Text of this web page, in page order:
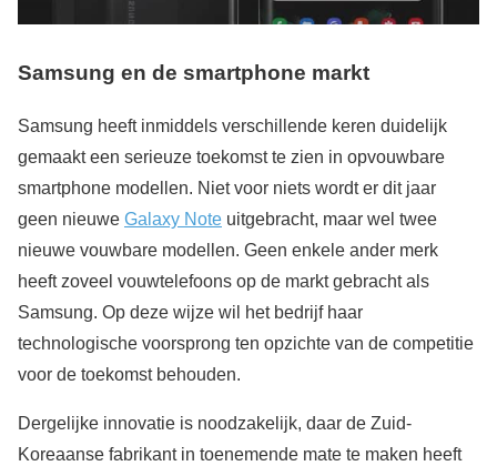
Samsung en de smartphone markt
Samsung heeft inmiddels verschillende keren duidelijk
gemaakt een serieuze toekomst te zien in opvouwbare
smartphone modellen. Niet voor niets wordt er dit jaar
geen nieuwe Galaxy Note uitgebracht, maar wel twee
nieuwe vouwbare modellen. Geen enkele ander merk
heeft zoveel vouwtelefoons op de markt gebracht als
Samsung. Op deze wijze wil het bedrijf haar
technologische voorsprong ten opzichte van de competitie
voor de toekomst behouden.
Dergelijke innovatie is noodzakelijk, daar de Zuid-
Koreaanse fabrikant in toenemende mate te maken heeft